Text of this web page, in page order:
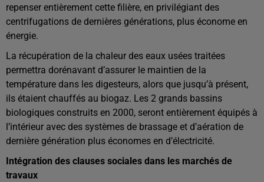
repenser entièrement cette filière, en privilégiant des
centrifugations de dernières générations, plus économe en
énergie.
La récupération de la chaleur des eaux usées traitées
permettra dorénavant d’assurer le maintien de la
température dans les digesteurs, alors que jusqu’à présent,
ils étaient chauffés au biogaz. Les 2 grands bassins
biologiques construits en 2000, seront entièrement équipés à
l’intérieur avec des systèmes de brassage et d’aération de
dernière génération plus économes en d’électricité.
Intégration des clauses sociales dans les marchés de
travaux